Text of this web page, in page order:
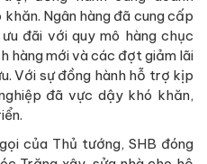
Ngân hàng đã cung cấp
đãi với quy mô hàng chục
hàng mới và các đợt giảm lãi
Với sự đồng hành hỗ trợ kịp
đã vực dậy khó khăn,
của Thủ tướng, SHB đóng